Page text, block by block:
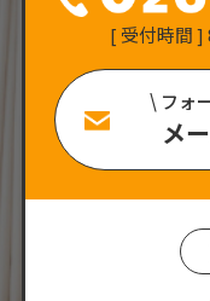
[ 受付時間 ]
\ フォ
メ